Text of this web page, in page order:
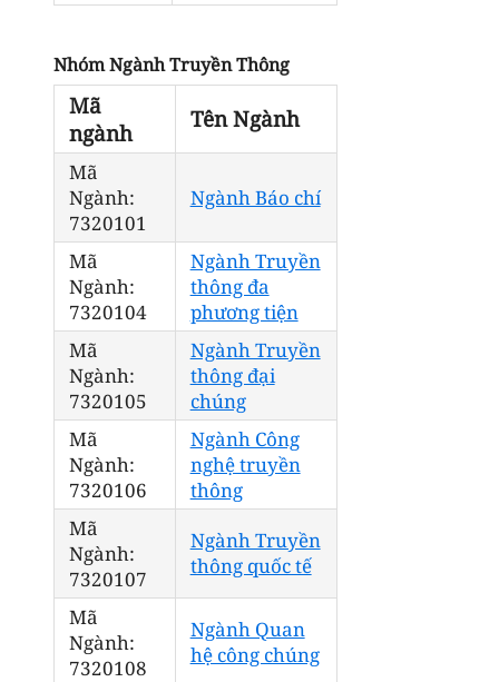
Nhóm Ngành Truyền Thông
Mã
ngành
Tên Ngành
Mã
Ngành:
7320101
Ngành Báo chí
Mã
Ngành:
7320104
Ngành Truyền
thông đa
phương tiện
Mã
Ngành:
7320105
Ngành Truyền
thông đại
chúng
Mã
Ngành:
7320106
Ngành Công
nghệ truyền
thông
Mã
Ngành:
7320107
Ngành Truyền
thông quốc tế
Mã
Ngành:
7320108
Ngành Quan
hệ công chúng